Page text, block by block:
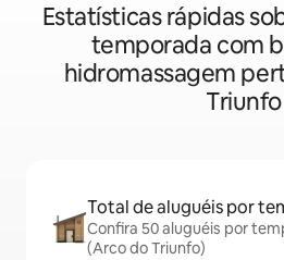
Estatísticas rápidas
temporada com
hidromassagem
Triunfo
Total de aluguéis por
Confira 50 aluguéis por
(Arco do Triunfo)